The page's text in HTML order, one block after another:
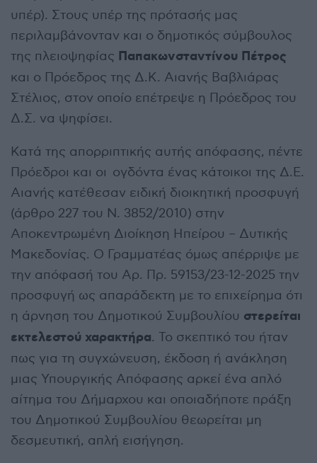
υπέρ). Στους υπέρ της πρότασής μας
περιλαμβάνονταν και ο δημοτικός σύμβουλος
της πλειοψηφίας Παπακωνσταντίνου Πέτρος
και ο Πρόεδρος της Δ.Κ. Αιανής Βαβλιάρας
Στέλιος, στον οποίο επέτρεψε η Πρόεδρος του
Δ.Σ. να ψηφίσει.
Κατά της απορριπτικής αυτής απόφασης, πέντε
Πρόεδροι και οι ογδόντα ένας κάτοικοι της Δ.Ε.
Αιανής κατέθεσαν ειδική διοικητική προσφυγή
(άρθρο 227 του Ν. 3852/2010) στην
Αποκεντρωμένη Διοίκηση Ηπείρου – Δυτικής
Μακεδονίας. Ο Γραμματέας όμως απέρριψε με
την απόφασή του Αρ. Πρ. 59153/23-12-2025 την
προσφυγή ως απαράδεκτη με το επιχείρημα ότι
η άρνηση του Δημοτικού Συμβουλίου στερείται
εκτελεστού χαρακτήρα. Το σκεπτικό του ήταν
πως για τη συγχώνευση, έκδοση ή ανάκληση
μιας Υπουργικής Απόφασης αρκεί ένα απλό
αίτημα του Δήμαρχου και οποιαδήποτε πράξη
του Δημοτικού Συμβουλίου θεωρείται μη
δεσμευτική, απλή εισήγηση.